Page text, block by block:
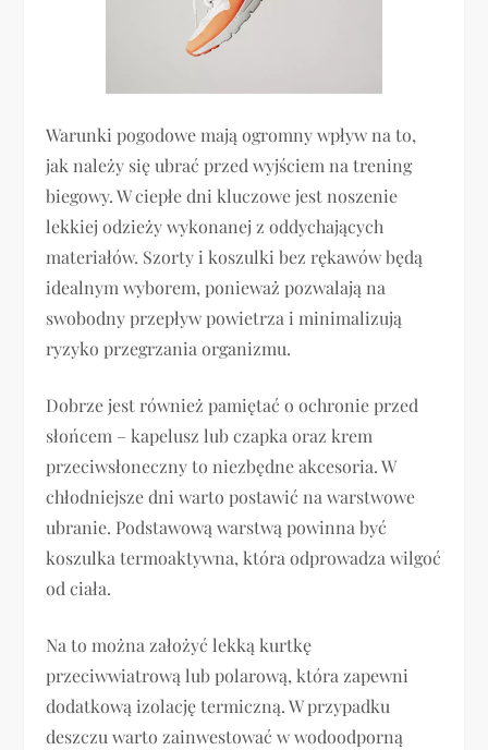
Warunki pogodowe mają ogromny wpływ na to,
jak należy się ubrać przed wyjściem na trening
biegowy. W ciepłe dni kluczowe jest noszenie
lekkiej odzieży wykonanej z oddychających
materiałów. Szorty i koszulki bez rękawów będą
idealnym wyborem, ponieważ pozwalają na
swobodny przepływ powietrza i minimalizują
ryzyko przegrzania organizmu.
Dobrze jest również pamiętać o ochronie przed
słońcem – kapelusz lub czapka oraz krem
przeciwsłoneczny to niezbędne akcesoria. W
chłodniejsze dni warto postawić na warstwowe
ubranie. Podstawową warstwą powinna być
koszulka termoaktywna, która odprowadza wilgoć
od ciała.
Na to można założyć lekką kurtkę
przeciwwiatrową lub polarową, która zapewni
dodatkową izolację termiczną. W przypadku
deszczu warto zainwestować w wodoodporną